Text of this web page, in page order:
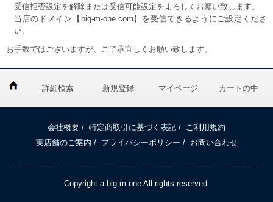
受信拒否設定を解除または受信可能設定をよろしくお願い致します。
当店のドメイン【big-m-one.com】を受信できるようにご設定くださ
い。
お手数ではございますが、ご了承宜しくお願い致します。
詳細検索 新規登録 マイページ カートの中
会社概要 / 特定商取引に基づく表記 /
ご利用規約
実店舗のご案内 / プライバシーポリシー / お問い合わせ
Copyright a big m one All rights reserved.